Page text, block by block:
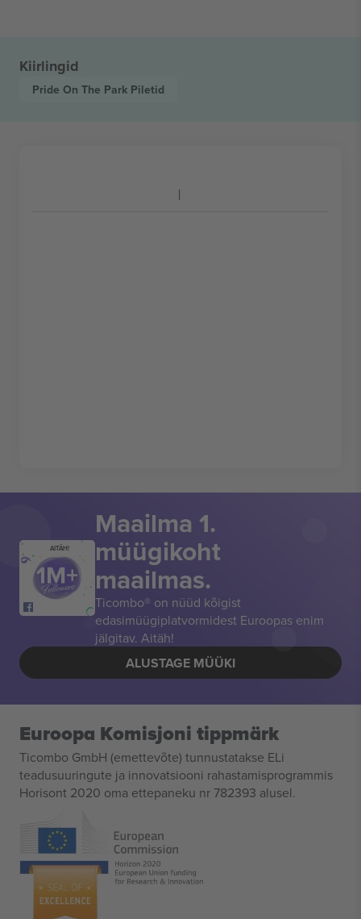
Kiirlingid
Pride On The Park Piletid
AITÄH!
Maailma 1.
müügikoht
maailmas.
Ticombo® on nüüd kõigist
edasimüügiplatvormidest Euroopas enim
jälgitav. Aitäh!
ALUSTAGE MÜÜKI
Euroopa Komisjoni tippmärk
Ticombo GmbH (emettevõte) tunnustatakse ELi
teadusuuringute ja innovatsiooni rahastamisprogrammis
Horisont 2020 oma ettepaneku nr 782393 alusel.